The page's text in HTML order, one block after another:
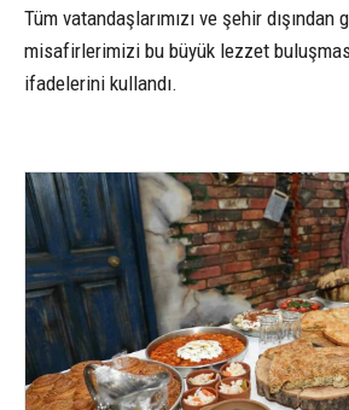
Tüm vatandaşlarımızı ve şehir dışından
misafirlerimizi bu büyük lezzet
ifadelerini kullandı.